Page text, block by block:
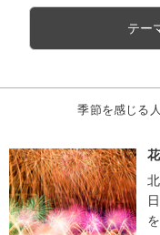
テー
季節を感じる